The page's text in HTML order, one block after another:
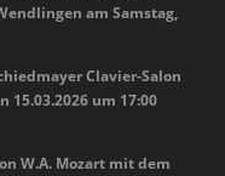
am Samstag,
Clavier-Salon
15.03.2026 um 17:00
W.A. Mozart mit dem